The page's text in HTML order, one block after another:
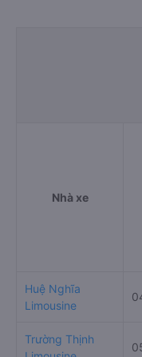
Nhà xe
Huệ Nghĩa
Limousine
Trường Thịnh